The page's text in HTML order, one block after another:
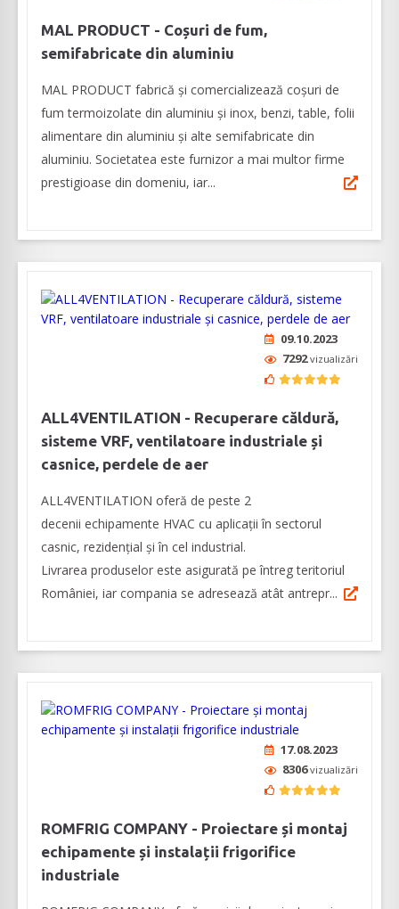
MAL PRODUCT - Coșuri de fum,
semifabricate din aluminiu
MAL PRODUCT fabrică și comercializează coșuri de
fum termoizolate din aluminiu și inox, benzi, table, folii
alimentare din aluminiu și alte semifabricate din
aluminiu. Societatea este furnizor a mai multor firme
prestigioase din domeniu, iar...
09.10.2023
7292vizualizări
ALL4VENTILATION - Recuperare căldură,
sisteme VRF, ventilatoare industriale și
casnice, perdele de aer
ALL4VENTILATION oferă de peste 2
decenii echipamente HVAC cu aplicații în sectorul
casnic, rezidențial și în cel industrial.
Livrarea produselor este asigurată pe întreg teritoriul
României, iar compania se adresează atât antrepr...
17.08.2023
8306vizualizări
ROMFRIG COMPANY - Proiectare și montaj
echipamente și instalații frigorifice
industriale